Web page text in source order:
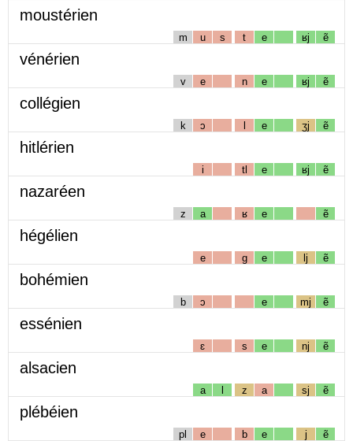
moustérien
m u s t e ʁj ẽ
vénérien
v e n e ʁj ẽ
collégien
k ɔ l e ʒj ẽ
hitlérien
i tl e ʁj ẽ
nazaréen
z a ʁ e ẽ
hégélien
e g e lj ẽ
bohémien
b ɔ e mj ẽ
essénien
ɛ s e nj ẽ
alsacien
a l z a sj ẽ
plébéien
pl e b e j ẽ